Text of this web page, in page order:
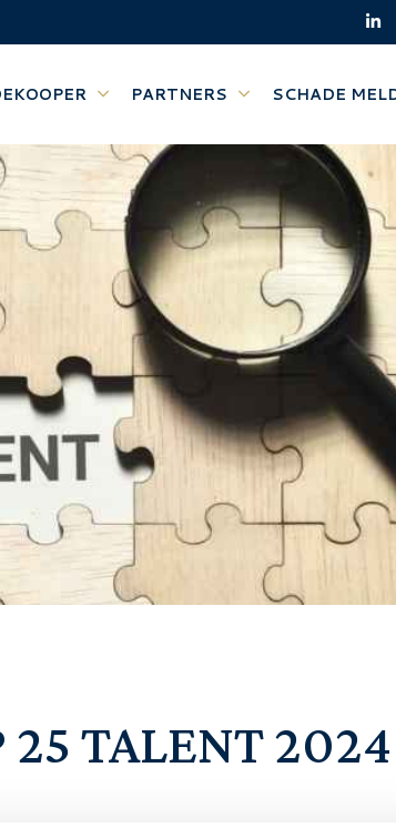
PARTNERS SCHADE
25 TALENT 2024